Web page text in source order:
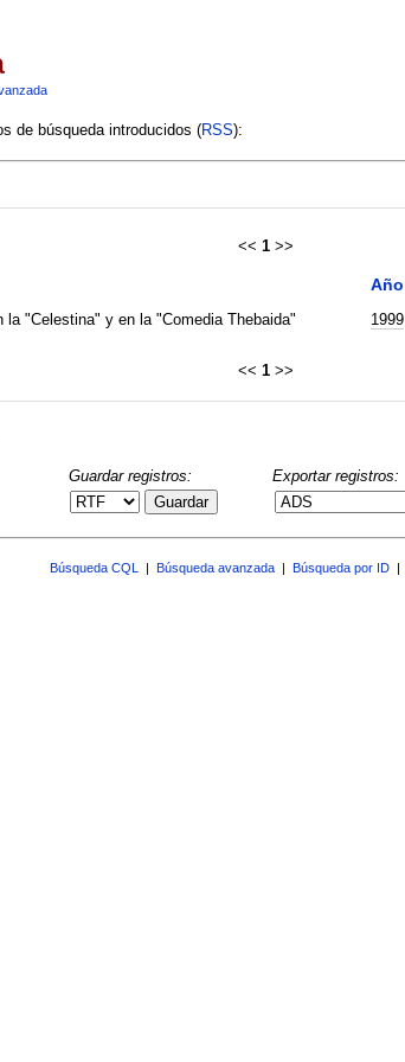
de búsqueda introducidos (RSS):
<< 1 >>
Año
la "Celestina" y en la "Comedia Thebaida" 1999
<< 1 >>
Guardar registros:
Guardar
Exportar registros:
Búsqueda CQL Búsqueda avanzada Búsqueda por ID